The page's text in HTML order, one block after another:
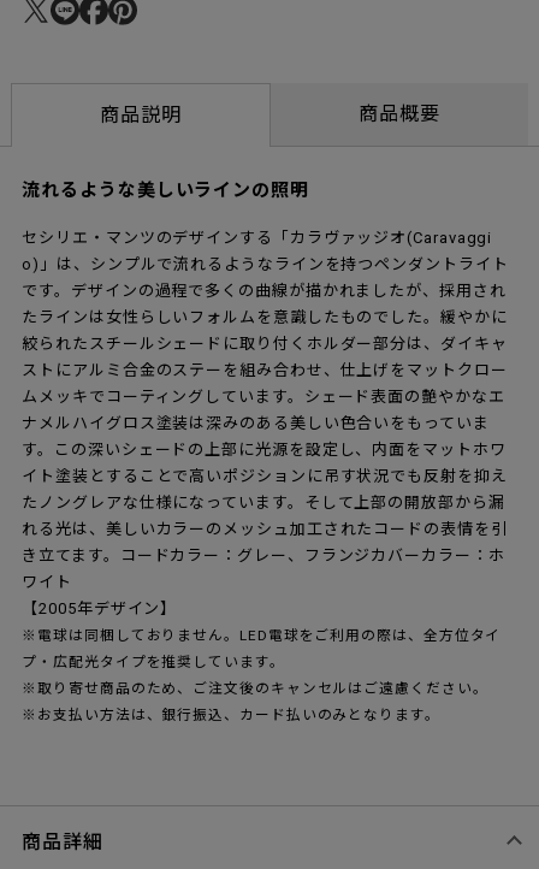
商品説明 商品概要
流れるような美しいラインの照明
セシリエ・マンツのデザインする「カラヴァッジオ(Caravaggi
o)」は、シンプルで流れるようなラインを持つペンダントライト
です。デザインの過程で多くの曲線が描かれましたが、採用され
たラインは女性らしいフォルムを意識したものでした。緩やかに
絞られたスチールシェードに取り付くホルダー部分は、ダイキャ
ストにアルミ合金のステーを組み合わせ、仕上げをマットクロー
ムメッキでコーティングしています。シェード表面の艶やかなエ
ナメルハイグロス塗装は深みのある美しい色合いをもっていま
す。この深いシェードの上部に光源を設定し、内面をマットホワ
イト塗装とすることで高いポジションに吊す状況でも反射を抑え
たノングレアな仕様になっています。そして上部の開放部から漏
れる光は、美しいカラーのメッシュ加工されたコードの表情を引
き立てます。コードカラー：グレー、フランジカバーカラー：ホ
ワイト
【2005年デザイン】
※電球は同梱しておりません。LED電球をご利用の際は、全方位タイ
プ・広配光タイプを推奨しています。
※取り寄せ商品のため、ご注文後のキャンセルはご遠慮ください。
※お支払い方法は、銀行振込、カード払いのみとなります。
商品詳細